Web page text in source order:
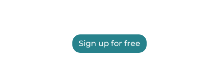
Sign up for free